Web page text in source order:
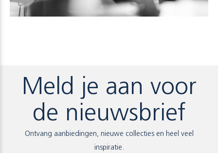
Meld je aan voor
de nieuwsbrief
Ontvang aanbiedingen, nieuwe collecties en heel veel
inspiratie.